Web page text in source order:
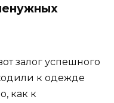
залог успешного
к одежде
как к